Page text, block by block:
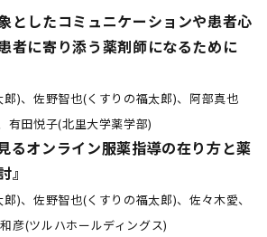
としたコミュニケーションや患者心
者に寄り添う薬剤師になるために
)、佐野智也(くすりの福太郎)、阿部真也
有田悦子(北里大学薬学部)
るオンライン服薬指導の在り方と薬
』
)、佐野智也(くすりの福太郎)、佐々木愛、
彦(ツルハホールディングス)